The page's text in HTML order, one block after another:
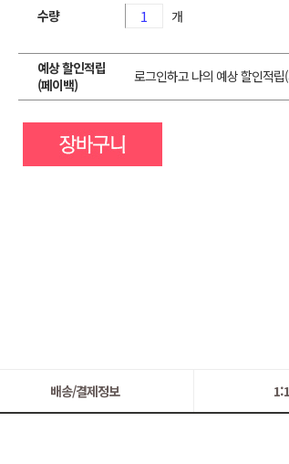
수량 개
예상 할인적립
(페이백)
로그인하고 나의 예상 할인적
배송/결제정보